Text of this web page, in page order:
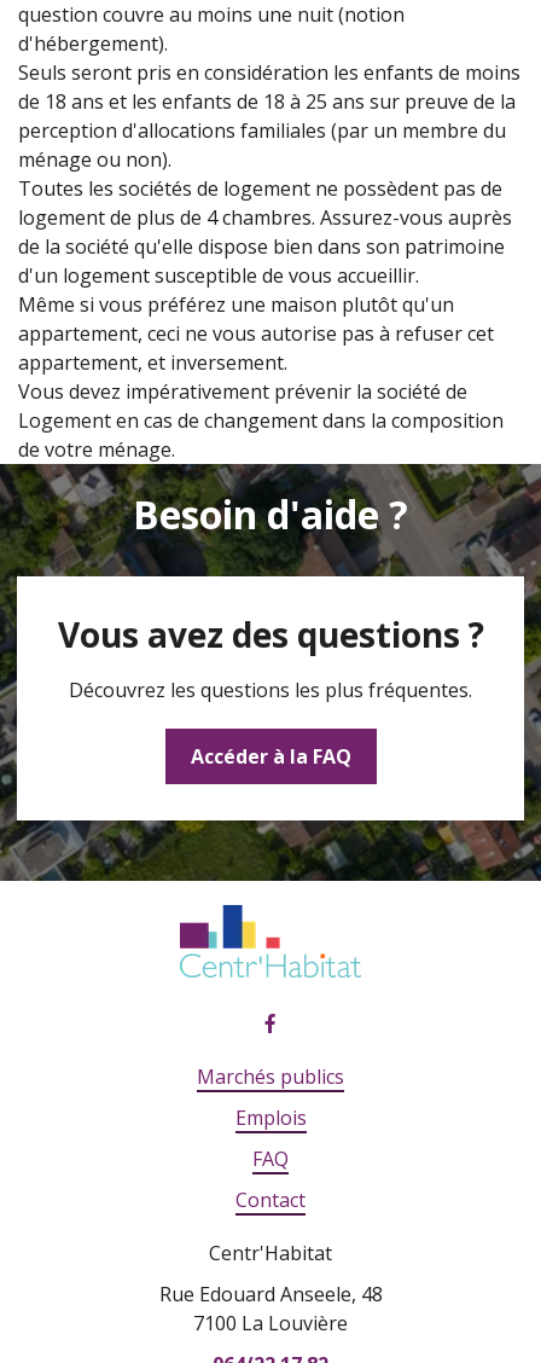
question couvre au moins une nuit (notion
d'hébergement).
Seuls seront pris en considération les enfants de moins
de 18 ans et les enfants de 18 à 25 ans sur preuve de la
perception d'allocations familiales (par un membre du
ménage ou non).
Toutes les sociétés de logement ne possèdent pas de
logement de plus de 4 chambres. Assurez-vous auprès
de la société qu'elle dispose bien dans son patrimoine
d'un logement susceptible de vous accueillir.
Même si vous préférez une maison plutôt qu'un
appartement, ceci ne vous autorise pas à refuser cet
appartement, et inversement.
Vous devez impérativement prévenir la société de
Logement en cas de changement dans la composition
de votre ménage.
Besoin d'aide ?
Vous avez des questions ?
Découvrez les questions les plus fréquentes.
Accéder à la FAQ
Marchés publics
Emplois
FAQ
Contact
Centr'Habitat
Rue Edouard Anseele, 48
7100 La Louvière